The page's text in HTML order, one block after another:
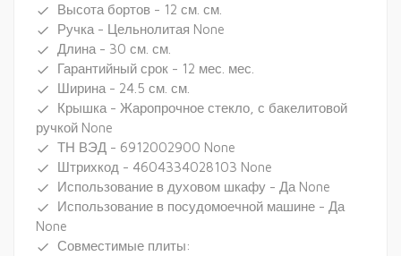
done Высота бортов - 12 см. см.
done Ручка - Цельнолитая None
done Длина - 30 см. см.
done Гарантийный срок - 12 мес. мес.
done Ширина - 24.5 см. см.
done
Крышка - Жаропрочное стекло, с бакелитовой
ручкой None
done ТН ВЭД - 6912002900 None
done Штрихкод - 4604334028103 None
done Использование в духовом шкафу - Да None
done
Использование в посудомоечной машине - Да
None
done Совместимые плиты: